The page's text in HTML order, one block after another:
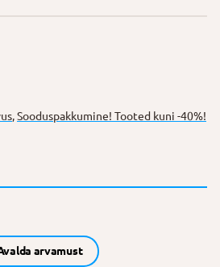
,Soodus­pakkumine! Tooted kuni -40%!
arvamust